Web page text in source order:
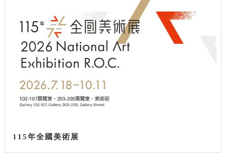
115年全國美術展